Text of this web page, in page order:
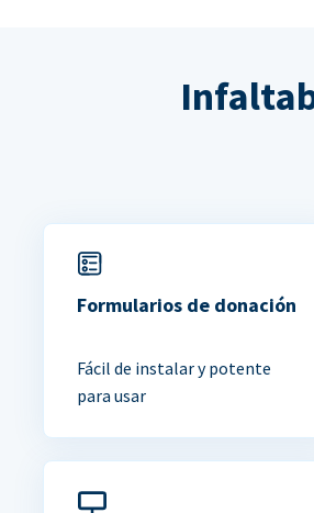
Formularios de donación
Fácil de instalar y potente
para usar